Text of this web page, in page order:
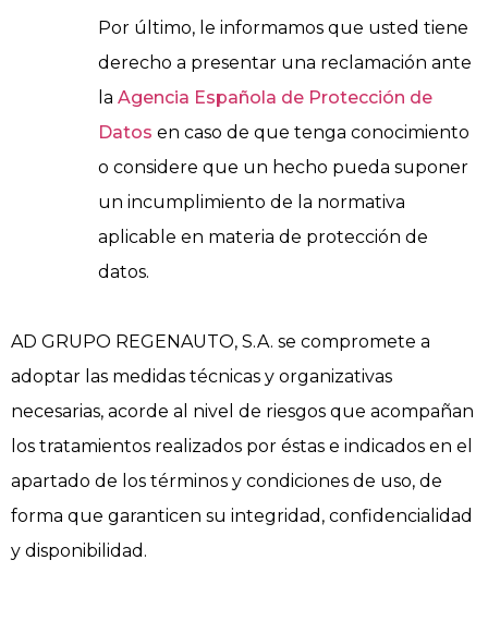
Por último, le informamos que usted tiene
derecho a presentar una reclamación ante
la Agencia Española de Protección de
Datos en caso de que tenga conocimiento
o considere que un hecho pueda suponer
un incumplimiento de la normativa
aplicable en materia de protección de
datos.
AD GRUPO REGENAUTO, S.A. se compromete a
adoptar las medidas técnicas y organizativas
necesarias, acorde al nivel de riesgos que acompañan
los tratamientos realizados por éstas e indicados en el
apartado de los términos y condiciones de uso, de
forma que garanticen su integridad, confidencialidad
y disponibilidad.